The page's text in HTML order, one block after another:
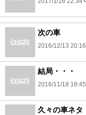
次の車
2016/12/13 20:16
結局・・・
2016/11/18 18:45
久々の車ネタ